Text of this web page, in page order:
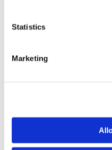
Statistics
Marketing
Diritto del Lavoro, Michela